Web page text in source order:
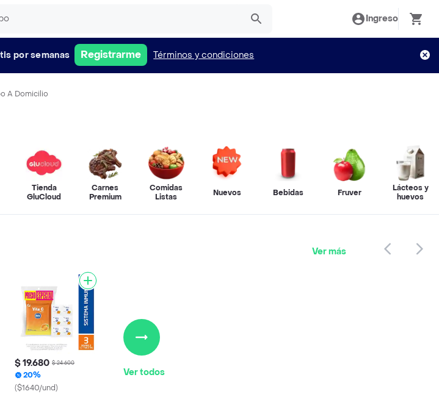
Ingreso
por semanas Registrarme Términos y condiciones
A Domicilio
Tienda
GluCloud
Carnes
Premium
Comidas
Listas
Nuevos Bebidas Fruver
Lácteos y
huevos
Ver más
$ 19.680 $ 24.600
20%
($1640/und)
Ver todos